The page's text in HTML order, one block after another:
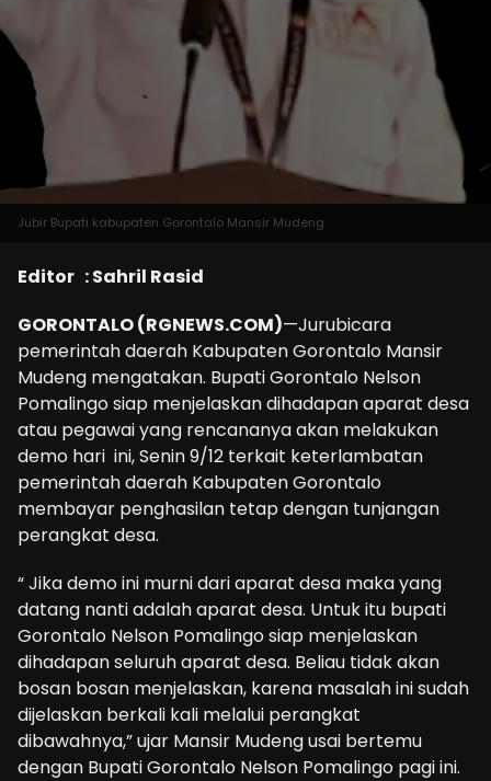
Jubir Bupati kabupaten Gorontalo Mansir Mudeng
Editor : Sahril Rasid
GORONTALO (RGNEWS.COM)—Jurubicara
pemerintah daerah Kabupaten Gorontalo Mansir
Mudeng mengatakan. Bupati Gorontalo Nelson
Pomalingo siap menjelaskan dihadapan aparat desa
atau pegawai yang rencananya akan melakukan
demo hari ini, Senin 9/12 terkait keterlambatan
pemerintah daerah Kabupaten Gorontalo
membayar penghasilan tetap dengan tunjangan
perangkat desa.
“ Jika demo ini murni dari aparat desa maka yang
datang nanti adalah aparat desa. Untuk itu bupati
Gorontalo Nelson Pomalingo siap menjelaskan
dihadapan seluruh aparat desa. Beliau tidak akan
bosan bosan menjelaskan, karena masalah ini sudah
dijelaskan berkali kali melalui perangkat
dibawahnya,” ujar Mansir Mudeng usai bertemu
dengan Bupati Gorontalo Nelson Pomalingo pagi ini.